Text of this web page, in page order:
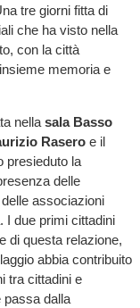
tre giorni fitta di
che ha visto nella
con la città
memoria e
nella sala Basso
Raseroe il
presieduto la
delle
associazioni
I due primi cittadini
di questa relazione,
abbia contribuito
tra cittadini e
passa dalla